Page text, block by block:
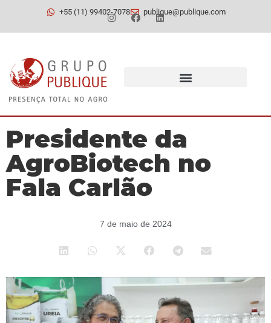
+55 (11) 99402-7078 publique@publique.com
Presidente da
AgroBiotech no
Fala Carlão
7 de maio de 2024